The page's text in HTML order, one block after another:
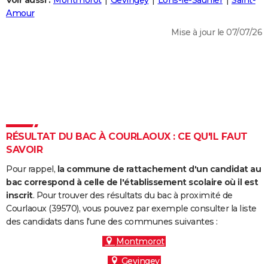
Destinations
City break
Voyage nature
Voyage de noces
Forum
Climat
+
PHOTO
Dictionnaire
Biographies
Citations
Expressions
Proverbes
PROGRAMME TV
S'inscrire
Se connecter
Lycées
Collèges
Primaires
Universités
Entreprises
Service militaire
Avis de recherche
AVIS DE DÉCÈS
FORUM
Amour
Mise à jour le 07/07/26
RÉSULTAT DU BAC À COURLAOUX : CE QU'IL FAUT
SAVOIR
Pour rappel, la commune de rattachement d'un candidat au
bac correspond à celle de l'établissement scolaire où il est
inscrit. Pour trouver des résultats du bac à proximité de
Courlaoux (39570), vous pouvez par exemple consulter la liste
des candidats dans l'une des communes suivantes :
Montmorot
Gevingey